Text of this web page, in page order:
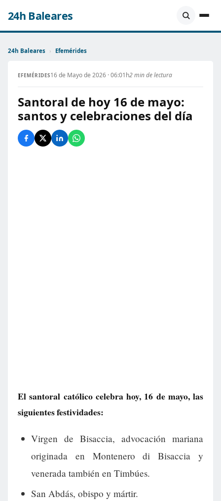
24h Baleares
24h Baleares › Efemérides
EFEMÉRIDES16 de Mayo de 2026 · 06:01h2 min de lectura
Santoral de hoy 16 de mayo:
santos y celebraciones del día
El santoral católico celebra hoy, 16 de mayo, las
siguientes festividades:
Virgen de Bisaccia, advocación mariana
originada en Montenero di Bisaccia y
venerada también en Timbúes.
San Abdás, obispo y mártir.